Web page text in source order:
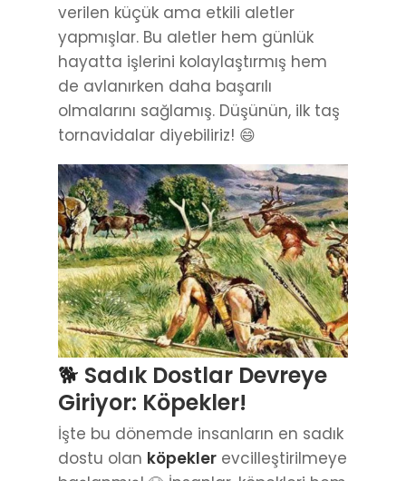
verilen küçük ama etkili aletler
yapmışlar. Bu aletler hem günlük
hayatta işlerini kolaylaştırmış hem
de avlanırken daha başarılı
olmalarını sağlamış. Düşünün, ilk taş
tornavidalar diyebiliriz! 😄
🐕 Sadık Dostlar Devreye
Giriyor: Köpekler!
İşte bu dönemde insanların en sadık
dostu olan köpekler evcilleştirilmeye